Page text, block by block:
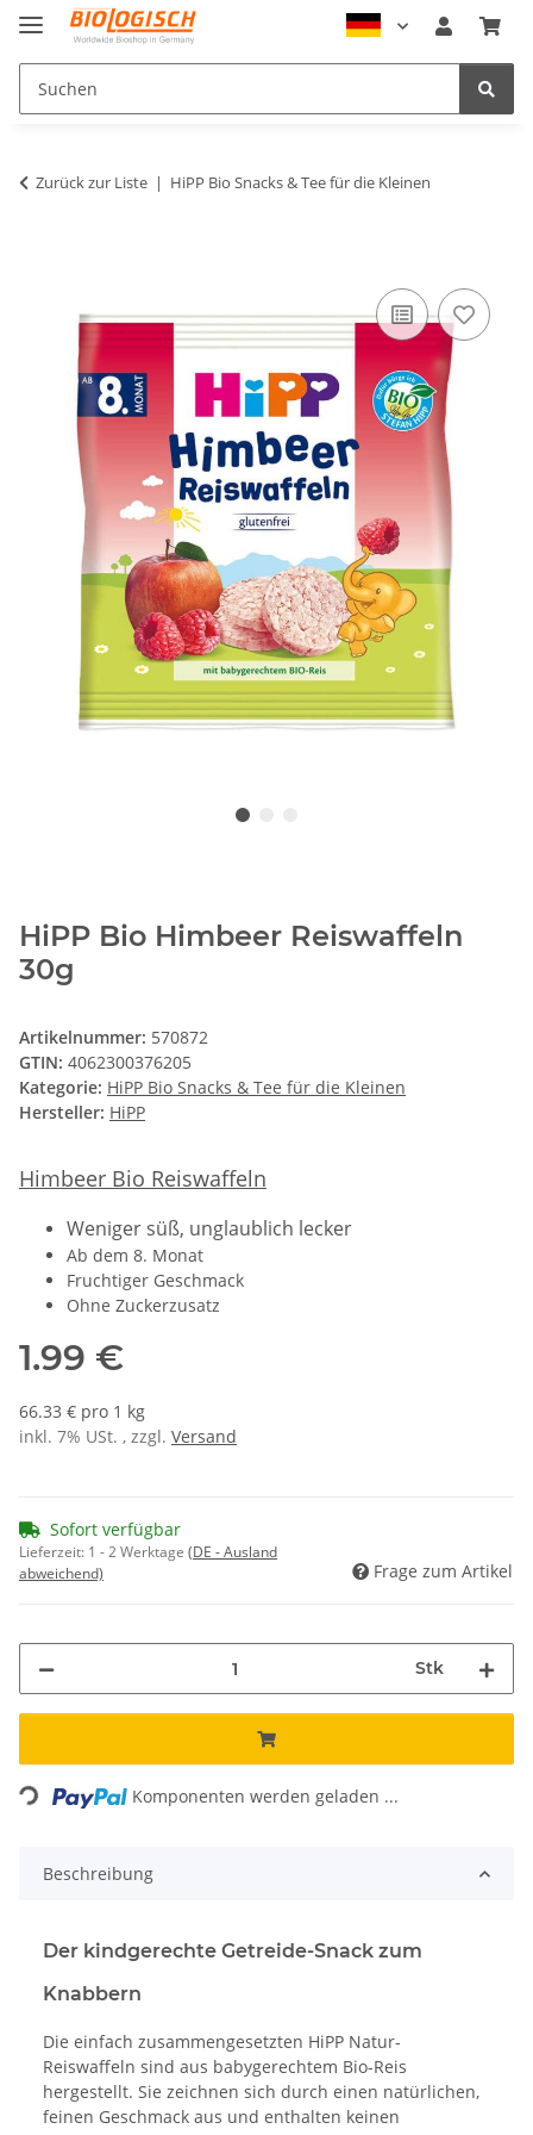
Zurück zur Liste HiPP Bio Snacks & Tee für die Kleinen
HiPP Bio Himbeer Reiswaffeln
30g
Artikelnummer: 570872
GTIN: 4062300376205
Kategorie: HiPP Bio Snacks & Tee für die Kleinen
Hersteller: HiPP
Himbeer Bio Reiswaffeln
Weniger süß, unglaublich lecker
Ab dem 8. Monat
Fruchtiger Geschmack
Ohne Zuckerzusatz
1.99 €
66.33 € pro 1 kg
inkl. 7% USt. , zzgl. Versand
Sofort verfügbar
Lieferzeit: 1 - 2 Werktage (DE - Ausland
abweichend)
Frage zum Artikel
Stk
Loading... Komponenten werden geladen ...
Beschreibung
Der kindgerechte Getreide-Snack zum
Knabbern
Die einfach zusammengesetzten HiPP Natur-
Reiswaffeln sind aus babygerechtem Bio-Reis
hergestellt. Sie zeichnen sich durch einen natürlichen,
feinen Geschmack aus und enthalten keinen